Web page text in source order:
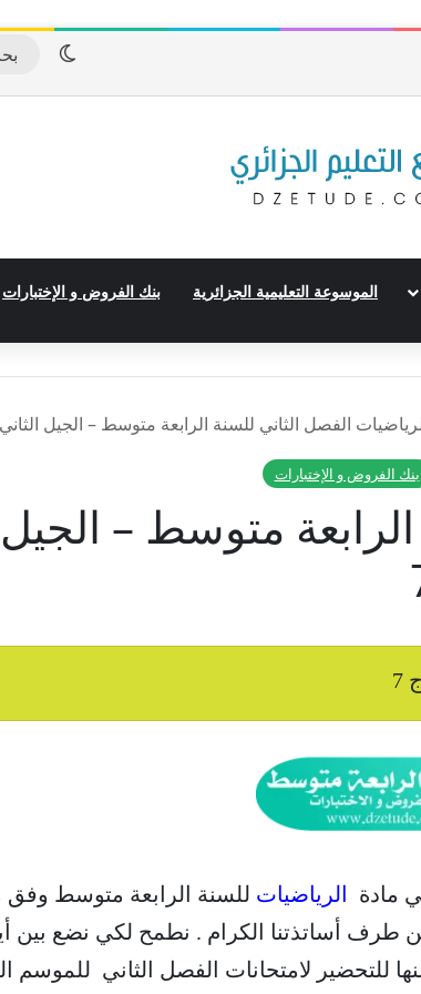
الوضع
الموسوعة التعليمية الجزائرية بنك الفروض و الإختبارات
الفصل الثاني للسنة الرابعة متوسط – الجيل الثاني
بنك الفروض و الإختبارات
متوسط –
مادة الرياضيات للسنة الرابعة متوسط وفق
طرف أساتذتنا الكرام . نطمح لكي نضع بين
للتحضير لامتحانات الفصل الثاني للموسم الدراسي